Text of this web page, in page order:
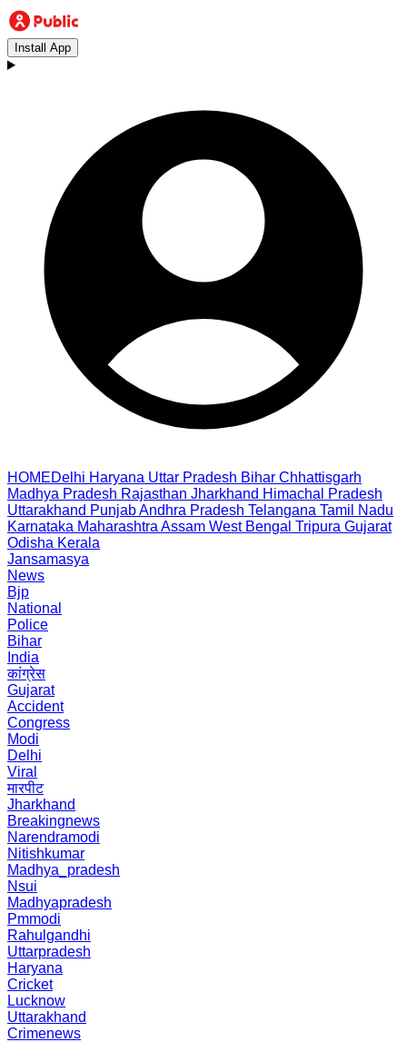
Install App
HOMEDelhi Haryana Uttar Pradesh Bihar Chhattisgarh
Madhya Pradesh Rajasthan Jharkhand Himachal Pradesh
Uttarakhand PunjabAndhra Pradesh Telangana Tamil Nadu
Karnataka Maharashtra Assam West Bengal Tripura Gujarat
Odisha Kerala
Jansamasya
News
Bjp
National
Police
Bihar
India
कांग्रेस
Gujarat
Accident
Congress
Modi
Delhi
Viral
मारपीट
Jharkhand
Breakingnews
Narendramodi
Nitishkumar
Madhya_pradesh
Nsui
Madhyapradesh
Pmmodi
Rahulgandhi
Uttarpradesh
Haryana
Cricket
Lucknow
Uttarakhand
Crimenews